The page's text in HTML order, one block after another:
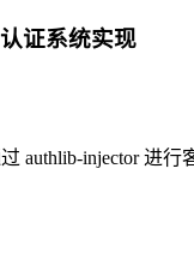
证系统实现
authlib-injector 进